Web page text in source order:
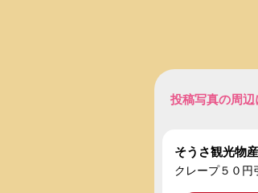
投稿写真の周
そうさ観光物
クレープ５０